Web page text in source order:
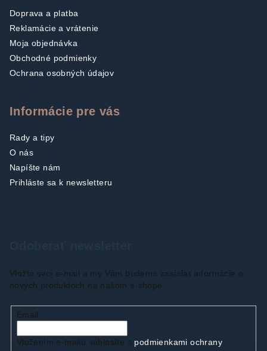
Doprava a platba
Reklamácie a vrátenie
Moja objednávka
Obchodné podmienky
Ochrana osobných údajov
Informácie pre vás
Rady a tipy
O nás
Napíšte nám
Prihláste sa k newsletteru
Vložte svoj e-mail a my Vám budeme zasielať informácie o
nových produktoch na našom e-shope.
Email
Vložením e-mailu súhlasíte s podmienkami ochrany